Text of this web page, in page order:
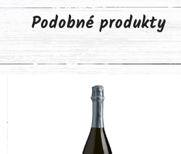
Podobné produkty